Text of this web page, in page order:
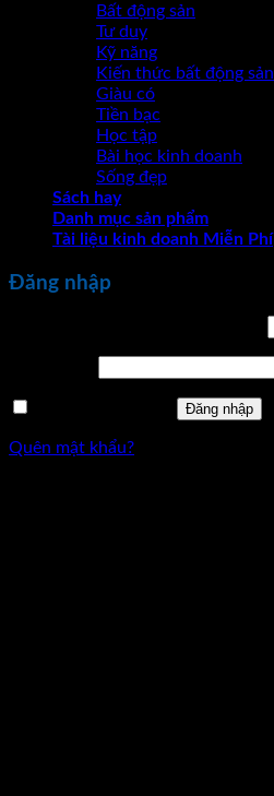
Bất động sản
Tư duy
Kỹ năng
Kiến thức bất động sản
Giàu có
Tiền bạc
Học tập
Bài học kinh doanh
Sống đẹp
Sách hay
Danh mục sản phẩm
Tài liệu kinh doanh Miễn Phí
Đăng nhập
Đăng nhập
Quên mật khẩu?